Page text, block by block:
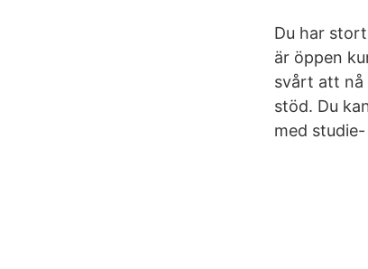
Du har
är öppen
svårt att nå
stöd. Du
med